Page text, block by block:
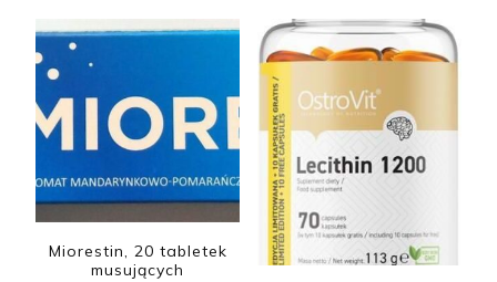
Miorestin, 20 tabletek
musujących